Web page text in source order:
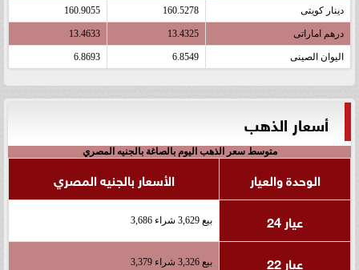
دينار كويتى 160.5278
160.9055
درهم اماراتى 13.4325
13.4633
اليوان الصينى 6.8549
6.8693
أسعار الذهب
متوسط سعر الذهب اليوم بالصاغة بالجنيه المصري
الوحدة والعيار
الأسعار بالجنيه المصري
عيار 24
بيع 3,629 شراء 3,686
عيار 22 بيع 3,326 شراء 3,379